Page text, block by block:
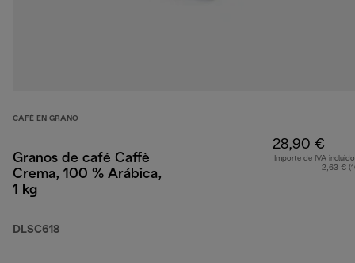
CAFÈ EN GRANO
Granos de café Caffè
Crema, 100 % Arábica,
1 kg
DLSC618
28,90 €
Importe de IVA
2,63 €